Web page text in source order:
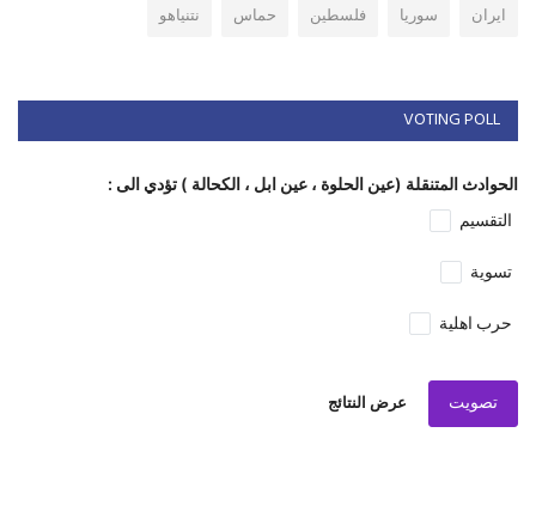
ايران
سوريا فلسطين حماس نتنياهو
VOTING POLL
الحوادث المتنقلة (عين الحلوة ، عين ابل ، الكحالة ) تؤدي الى :
التقسيم
تسوية
حرب اهلية
تصويت عرض النتائج